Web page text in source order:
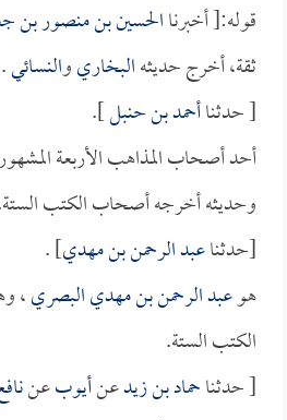
قوله:[ أخبرناالحسين بن منصور بن
ثقة، أخرج حديثهالبخاريوالنسائي.
[ حدثناأحمد بن حنبل].
أحد أصحاب المذاهب الأربعة
وحديثه أخرجه أصحاب الكتب
[حدثناعبد الرحمن بن مهدي] .
هوعبد الرحمن بن مهدي البصري،
الكتب الستة.
[ حدثناحماد بن زيدعنأيوبعن